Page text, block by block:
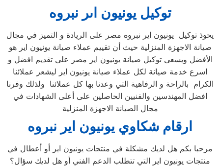
توكيل يونيون اىر نبروه
يحوذ توكيل يونيون اير نبروه مصر على الريادة و التميز في مجال
صيانة الاجهزة المنزلية حيث أن تقييم عملاء صيانة يونيون اير هو
الأفضل ويسعى توكيل صيانة يونيون اير مصر على تقديم افضل و
اسرع خدمة صيانة لكل عملاء صيانة يونيون اير ليشعر عملائنا
الكرام بالراحة و الرفاهية التي وعدنا بها كل عملائنا ولذلك وفرنا
افضل المهندسين والفنيين الحاصلين على أعلى الشهادات في
مجال الصيانة الاجهزة المنزلية
ارقام شكاوي يونيون اير نبروه
مرحبا بكم هل لديك مشكلة في منتجات يونيون اير أو أعطال في
منتجات يونيون اير التي تتطلب الدعم الفني أو هل لديك سؤال؟